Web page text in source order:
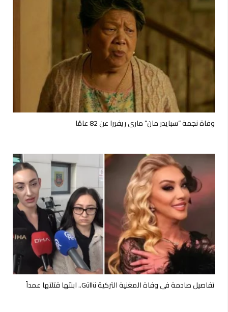
وفاة نجمة “سبايدر مان” ماري ريفيرا عن 82 عامًا
تفاصيل صادمة في وفاة المغنية التركية Güllü.. ابنتها قتلتها عمداً